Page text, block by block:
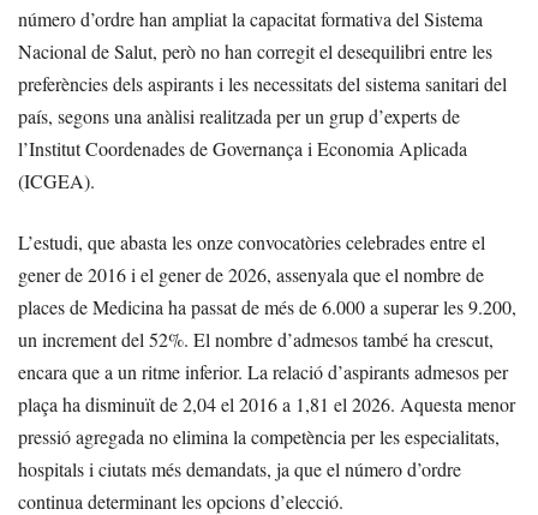
número d’ordre han ampliat la capacitat formativa del Sistema
Nacional de Salut, però no han corregit el desequilibri entre les
preferències dels aspirants i les necessitats del sistema sanitari del
país, segons una anàlisi realitzada per un grup d’experts de
l’Institut Coordenades de Governança i Economia Aplicada
(ICGEA).
L’estudi, que abasta les onze convocatòries celebrades entre el
gener de 2016 i el gener de 2026, assenyala que el nombre de
places de Medicina ha passat de més de 6.000 a superar les 9.200,
un increment del 52%. El nombre d’admesos també ha crescut,
encara que a un ritme inferior. La relació d’aspirants admesos per
plaça ha disminuït de 2,04 el 2016 a 1,81 el 2026. Aquesta menor
pressió agregada no elimina la competència per les especialitats,
hospitals i ciutats més demandats, ja que el número d’ordre
continua determinant les opcions d’elecció.